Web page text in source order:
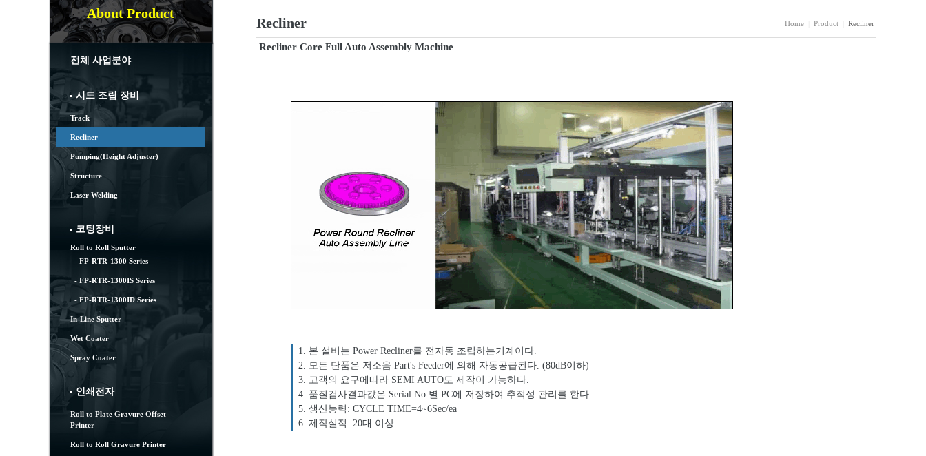
About Product
전체 사업분야
시트 조립 장비
Track
Recliner
Pumping(Height Adjuster)
Structure
Laser Welding
코팅장비
Roll to Roll Sputter
- FP-RTR-1300 Series
- FP-RTR-1300IS Series
- FP-RTR-1300ID Series
In-Line Sputter
Wet Coater
Spray Coater
인쇄전자
Roll to Plate Gravure Offset
Printer
Roll to Roll Gravure Printer
Home Product Recliner
Recliner
Recliner Core Full Auto Assembly Machine
1. 본 설비는 Power Recliner를 전자동 조립하는기계이다.
2. 모든 단품은 저소음 Part's Feeder에 의해 자동공급된다. (80dB이하)
3. 고객의 요구에따라 SEMI AUTO도 제작이 가능하다.
4. 품질검사결과값은 Serial No 별 PC에 저장하여 추적성 관리를 한다.
5. 생산능력: CYCLE TIME=4~6Sec/ea
6. 제작실적: 20대 이상.